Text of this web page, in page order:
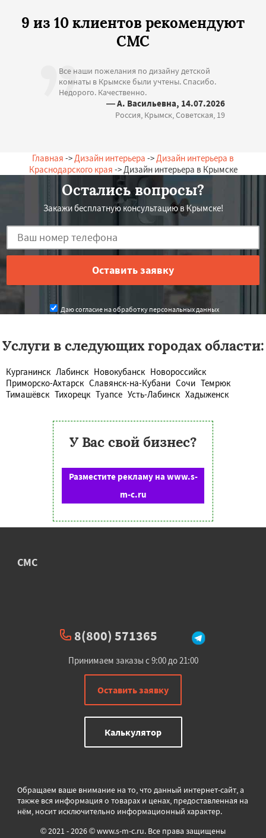
9 из 10 клиентов рекомендуют
СМС
Все наши пожелания по дизайну детской
комнаты в Крымске были учтены. Спасибо.
Недорого. Качественно.
— А. Васильевна, 14.07.2026
Россия, Крымск, Советская, 19
Главная -> Дизайн интерьера -> Дизайн интерьера в
Краснодарского края -> Дизайн интерьера в Крымске
Остались вопросы?
Закажи бесплатную консультацию в Крымске!
Даю согласие на обработку персональных данных
Услуги в следующих городах области:
Курганинск Лабинск Новокубанск Новороссийск
Приморско-Ахтарск Славянск-на-Кубани Сочи Темрюк
Тимашёвск Тихорецк Туапсе Усть-Лабинск Хадыженск
У Вас свой бизнес?
Разместите рекламу на www.s-
m-c.ru
СМС
8(800) 571365
Принимаем заказы с 9:00 до 21:00
Оставить заявку
Калькулятор
Обращаем ваше внимание на то, что данный интернет-сайт, а
также вся информация о товарах и ценах, предоставленная на
нём, носит исключительно информационный характер.
© 2021 - 2026 © www.s-m-c.ru. Все права защищены